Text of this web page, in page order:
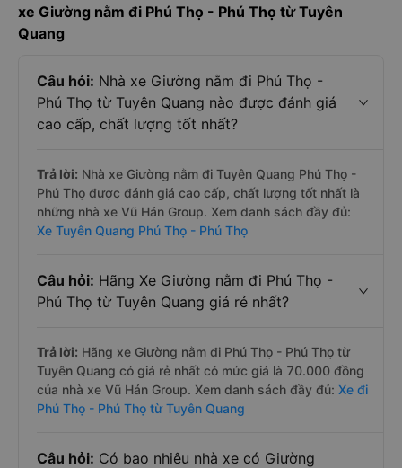
xe Giường nằm đi Phú Thọ - Phú Thọ từ Tuyên
Quang
Câu hỏi: Nhà xe Giường nằm đi Phú Thọ -
Phú Thọ từ Tuyên Quang nào được đánh giá
cao cấp, chất lượng tốt nhất?
Trả lời: Nhà xe Giường nằm đi Tuyên Quang Phú Thọ -
Phú Thọ được đánh giá cao cấp, chất lượng tốt nhất là
những nhà xe Vũ Hán Group. Xem danh sách đầy đủ:
Xe Tuyên Quang Phú Thọ - Phú Thọ
Câu hỏi: Hãng Xe Giường nằm đi Phú Thọ -
Phú Thọ từ Tuyên Quang giá rẻ nhất?
Trả lời: Hãng xe Giường nằm đi Phú Thọ - Phú Thọ từ
Tuyên Quang có giá rẻ nhất có mức giá là 70.000 đồng
của nhà xe Vũ Hán Group. Xem danh sách đầy đủ: Xe đi
Phú Thọ - Phú Thọ từ Tuyên Quang
Câu hỏi: Có bao nhiêu nhà xe có Giường